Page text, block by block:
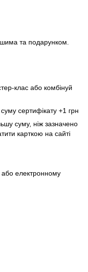
та подарунком.
клас або комбінуй
сертифікату +1 грн
суму, ніж зазначено
карткою на сайті
електронному